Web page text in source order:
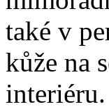
také v
kůže na
interiéru.